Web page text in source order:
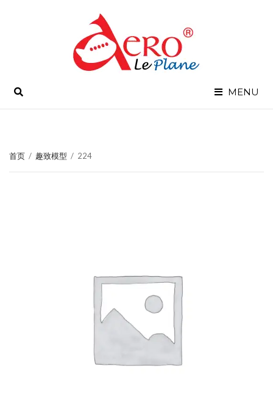
MENU
首页 / 趣致模型 / 224